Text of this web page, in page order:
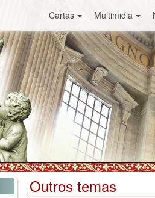
Cartas Multimidia
Outros temas